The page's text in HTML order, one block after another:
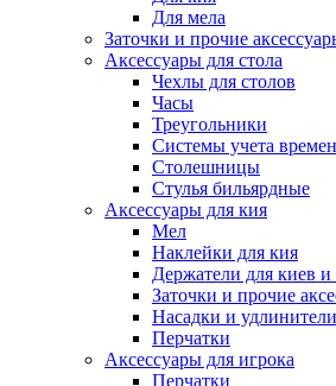
Для мела
Заточки и прочие
Аксессуары для стола
Чехлы для столов
Часы
Треугольники
Системы учета
Столешницы
Стулья бильярдные
Аксессуары для кия
Мел
Наклейки для кия
Держатели для киев и
Заточки и прочие
Насадки и удлинители
Перчатки
Аксессуары для игрока
Перчатки